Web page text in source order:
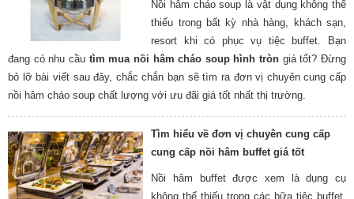
Nồi hâm cháo soup là vật dụng không thể
thiếu trong bất kỳ nhà hàng, khách sạn,
resort khi có phục vụ tiệc buffet. Bạn
đang có nhu cầu tìm mua nồi hâm cháo soup hình tròn giá tốt? Đừng
bỏ lỡ bài viết sau đây, chắc chắn bạn sẽ tìm ra đơn vị chuyên cung cấp
nồi hâm cháo soup chất lượng với ưu đãi giá tốt nhất thị trường.
Tìm hiểu về đơn vị chuyên cung cấp
cung cấp nồi hâm buffet giá tốt
Nồi hâm buffet được xem là dụng cụ
không thể thiếu trong các bữa tiệc buffet,